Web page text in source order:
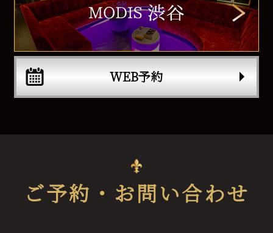
WEB予約
ご予約・お問い合わせ